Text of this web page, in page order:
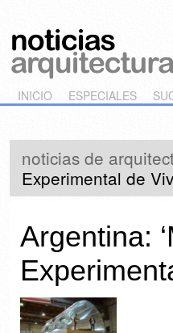
Main menu
Skip to primary content
Skip to secondary content
INICIO ESPECIALES
noticias de
Experimental de
Argentina: